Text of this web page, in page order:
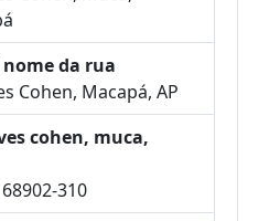
nome da rua
Cohen, Macapá, AP
cohen, muca,
310